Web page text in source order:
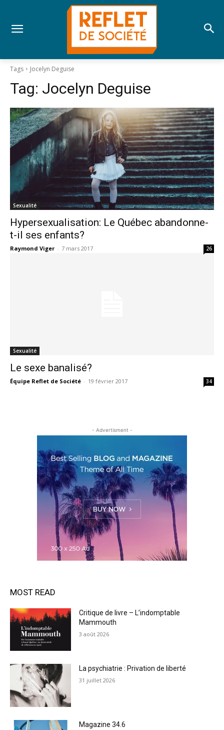
Tags Jocelyn Deguise
Tag: Jocelyn Deguise
Sexualité
Hypersexualisation: Le Québec abandonne-
t-il ses enfants?
Raymond Viger - 7 mars 2017 26
Sexualité
Le sexe banalisé?
Équipe Reflet de Société - 19 février 2017 34
- Advertisment -
MOST READ
Critique de livre – L’indomptable
Mammouth
3 août 2026
La psychiatrie : Privation de liberté
31 juillet 2026
Magazine 34.6